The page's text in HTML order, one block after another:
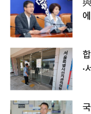
·